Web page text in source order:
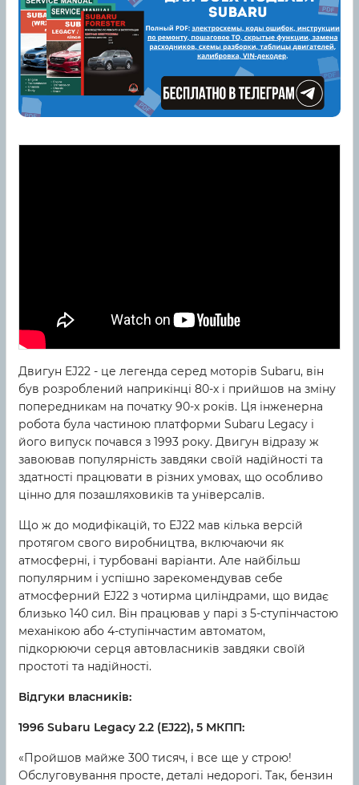
Двигун EJ22 - це легенда серед моторів Subaru, він
був розроблений наприкінці 80-х і прийшов на зміну
попередникам на початку 90-х років. Ця інженерна
робота була частиною платформи Subaru Legacy і
його випуск почався з 1993 року. Двигун відразу ж
завоював популярність завдяки своїй надійності та
здатності працювати в різних умовах, що особливо
цінно для позашляховиків та універсалів.
Що ж до модифікацій, то EJ22 мав кілька версій
протягом свого виробництва, включаючи як
атмосферні, і турбовані варіанти. Але найбільш
популярним і успішно зарекомендував себе
атмосферний EJ22 з чотирма циліндрами, що видає
близько 140 сил. Він працював у парі з 5-ступінчастою
механікою або 4-ступінчастим автоматом,
підкорюючи серця автовласників завдяки своїй
простоті та надійності.
Відгуки власників:
1996 Subaru Legacy 2.2 (EJ22), 5 МКПП:
«Пройшов майже 300 тисяч, і все ще у строю!
Обслуговування просте, деталі недорогі. Так, бензин